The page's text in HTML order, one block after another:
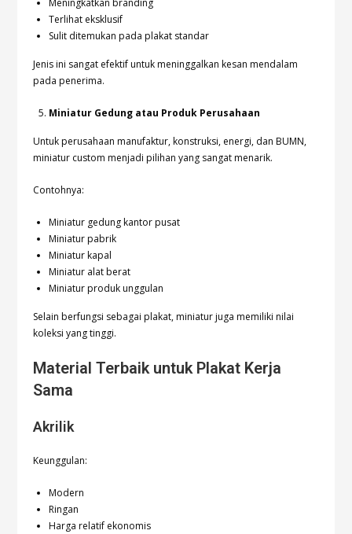
Terlihat eksklusif
Sulit ditemukan pada plakat standar
Jenis ini sangat efektif untuk meninggalkan kesan mendalam
pada penerima.
Miniatur Gedung atau Produk Perusahaan
Untuk perusahaan manufaktur, konstruksi, energi, dan BUMN,
miniatur custom menjadi pilihan yang sangat menarik.
Contohnya:
Miniatur gedung kantor pusat
Miniatur pabrik
Miniatur kapal
Miniatur alat berat
Miniatur produk unggulan
Selain berfungsi sebagai plakat, miniatur juga memiliki nilai
koleksi yang tinggi.
Material Terbaik untuk Plakat Kerja
Sama
Akrilik
Keunggulan:
Modern
Ringan
Harga relatif ekonomis